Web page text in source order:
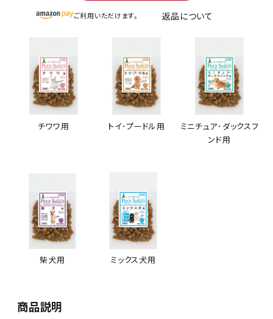
ご利用いただけます。 返品について
チワワ用 トイ･プードル用
ミニチュア･ダックスフ
ンド用
柴犬用 ミックス犬用
商品説明